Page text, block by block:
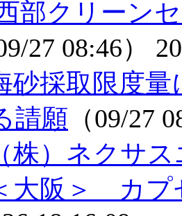
部クリーン
27 08:46）
砂採取限度
請願 （09/27
株）ネクサ
阪＞ カプ